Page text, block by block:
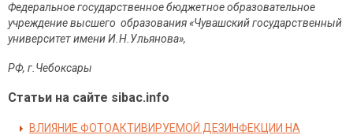
Федеральное государственное бюджетное образовательное
учреждение высшего образования «Чувашский государственный
университет имени И.Н.Ульянова»,
РФ, г.Чебоксары
Статьи на сайте sibac.info
ВЛИЯНИЕ ФОТОАКТИВИРУЕМОЙ ДЕЗИНФЕКЦИИ НА